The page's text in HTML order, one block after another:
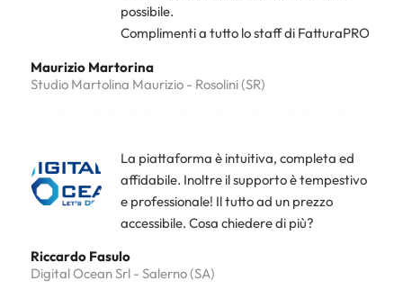
possibile.
Complimenti a tutto lo staff di FatturaPRO
Maurizio Martorina
Studio Martolina Maurizio - Rosolini (SR)
La piattaforma è intuitiva, completa ed
affidabile. Inoltre il supporto è tempestivo
e professionale! Il tutto ad un prezzo
accessibile. Cosa chiedere di più?
Riccardo Fasulo
Digital Ocean Srl - Salerno (SA)